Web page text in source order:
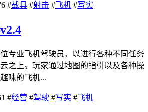
#载具 #射击 #飞机 #写实
专业飞机驾驶员，以进行各种不同任务
之上。玩家通过地图的指引以及各种操
味的飞机...
#经营 #驾驶 #写实 #飞机